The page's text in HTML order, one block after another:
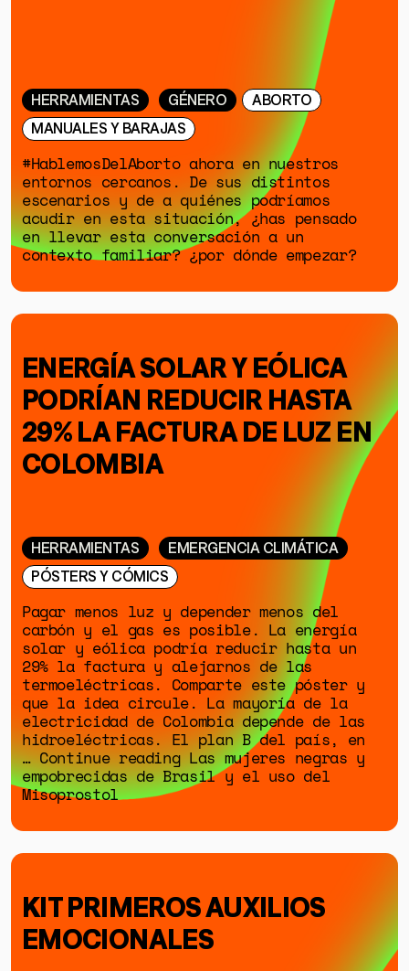
HERRAMIENTAS GÉNERO
ABORTO
MANUALES Y BARAJAS
#HablemosDelAborto ahora en nuestros
entornos cercanos. De sus distintos
escenarios y de a quiénes podríamos
acudir en esta situación, ¿has pensado
en llevar esta conversación a un
contexto familiar? ¿por dónde empezar?
ENERGÍA SOLAR Y EÓLICA
PODRÍAN REDUCIR HASTA
29% LA FACTURA DE LUZ EN
COLOMBIA
HERRAMIENTAS
EMERGENCIA CLIMÁTICA
PÓSTERS Y CÓMICS
Pagar menos luz y depender menos del
carbón y el gas es posible. La energía
solar y eólica podría reducir hasta un
29% la factura y alejarnos de las
termoeléctricas. Comparte este póster y
que la idea circule. La mayoría de la
electricidad de Colombia depende de las
hidroeléctricas. El plan B del país, en
… Continue reading Las mujeres negras y
empobrecidas de Brasil y el uso del
Misoprostol
KIT PRIMEROS AUXILIOS
EMOCIONALES